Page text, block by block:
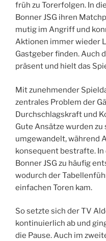
früh zu Torerfolgen. In
Bonner JSG ihren
mutig im Angriff und
Aktionen immer wieder
Gastgeber finden. Auch
präsent und hielt das
Mit zunehmender
zentrales Problem der
Durchschlagskraft und
Gute Ansätze wurden
umgewandelt, während
konsequent bestrafte.
Bonner JSG zu häufig
wodurch der
einfachen Toren kam.
So setzte sich der TV
kontinuierlich ab und
die Pause. Auch im